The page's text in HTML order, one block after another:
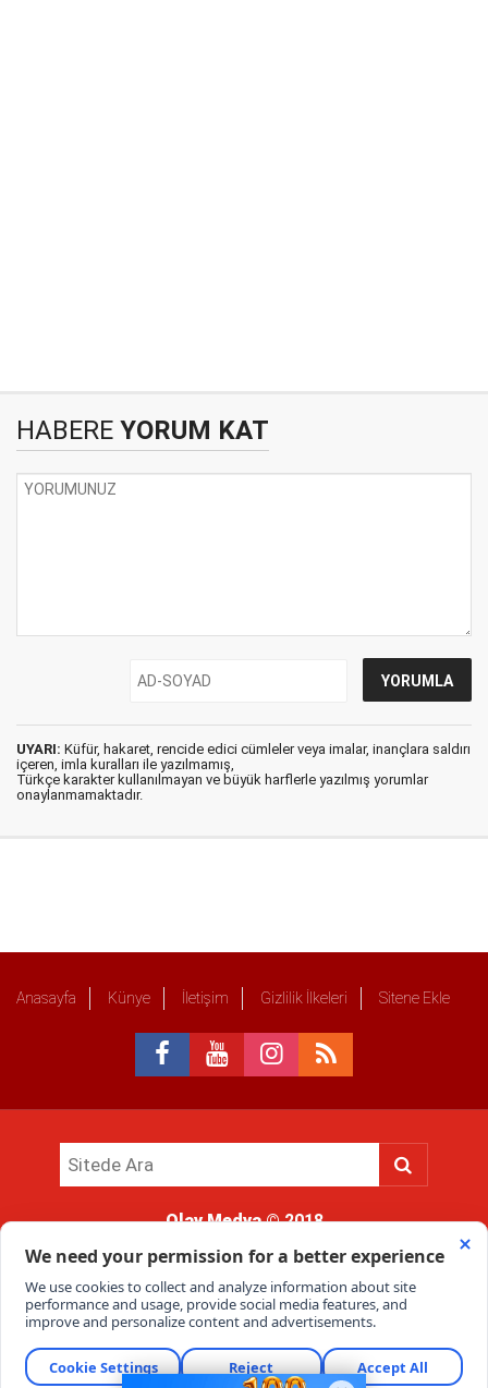
HABERE YORUM KAT
UYARI: Küfür, hakaret, rencide edici cümleler veya imalar, inançlara saldırı
içeren, imla kuralları ile yazılmamış,
Türkçe karakter kullanılmayan ve büyük harflerle yazılmış yorumlar
onaylanmamaktadır.
Anasayfa Künye İletişim Gizlilik İlkeleri Sitene Ekle
Olay Medya© 2018
kullanımı hukuki yaptırıma tabidir.
Haber Portalı Yazılımı